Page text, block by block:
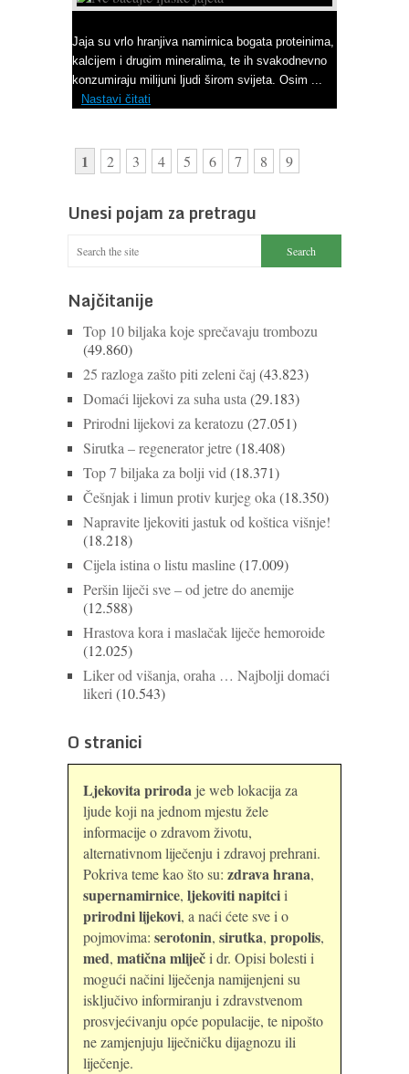
Jaja su vrlo hranjiva namirnica bogata proteinima,
kalcijem i drugim mineralima, te ih svakodnevno
konzumiraju milijuni ljudi širom svijeta. Osim ...
Nastavi čitati
1 2 3 4 5 6 7 8 9
Unesi pojam za pretragu
Najčitanije
Top 10 biljaka koje sprečavaju trombozu
(49.860)
25 razloga zašto piti zeleni čaj (43.823)
Domaći lijekovi za suha usta(29.183)
Prirodni lijekovi za keratozu(27.051)
Sirutka – regenerator jetre(18.408)
Top 7 biljaka za bolji vid(18.371)
Češnjak i limun protiv kurjeg oka(18.350)
Napravite ljekoviti jastuk od koštica višnje!
(18.218)
Cijela istina o listu masline(17.009)
Peršin liječi sve – od jetre do anemije
(12.588)
Hrastova kora i maslačak liječe hemoroide
(12.025)
Liker od višanja, oraha … Najbolji domaći
likeri(10.543)
O stranici
Ljekovita priroda je web lokacija za
ljude koji na jednom mjestu žele
informacije o zdravom životu,
alternativnom liječenju i zdravoj prehrani.
Pokriva teme kao što su: zdrava hrana,
supernamirnice, ljekoviti napitcii
prirodni lijekovi, a naći ćete sve i o
pojmovima: serotonin, sirutka, propolis,
med, matična mliječi dr. Opisi bolesti i
mogući načini liječenja namijenjeni su
isključivo informiranju i zdravstvenom
prosvjećivanju opće populacije, te nipošto
ne zamjenjuju liječničku dijagnozu ili
liječenje.